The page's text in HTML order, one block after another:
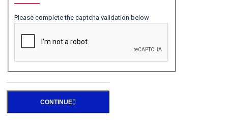
Please complete the captcha validation below
CONTINUE